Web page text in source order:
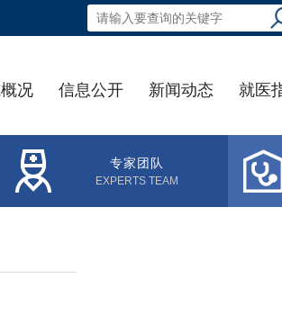
况 信息公开 新闻动态 就医
专家团队
EXPERTS TEAM